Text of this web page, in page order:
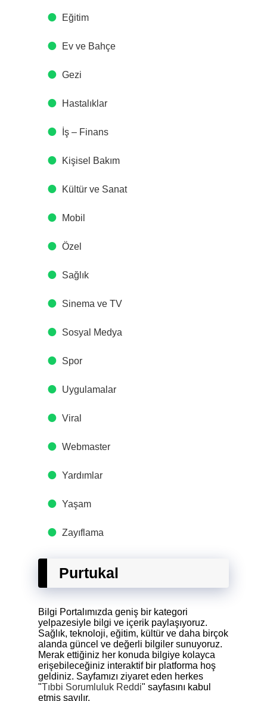
Eğitim
Ev ve Bahçe
Gezi
Hastalıklar
İş – Finans
Kişisel Bakım
Kültür ve Sanat
Mobil
Özel
Sağlık
Sinema ve TV
Sosyal Medya
Spor
Uygulamalar
Viral
Webmaster
Yardımlar
Yaşam
Zayıflama
Purtukal
Bilgi Portalımızda geniş bir kategori
yelpazesiyle bilgi ve içerik paylaşıyoruz.
Sağlık, teknoloji, eğitim, kültür ve daha birçok
alanda güncel ve değerli bilgiler sunuyoruz.
Merak ettiğiniz her konuda bilgiye kolayca
erişebileceğiniz interaktif bir platforma hoş
geldiniz. Sayfamızı ziyaret eden herkes
"Tıbbi Sorumluluk Reddi" sayfasını kabul
etmiş sayılır.